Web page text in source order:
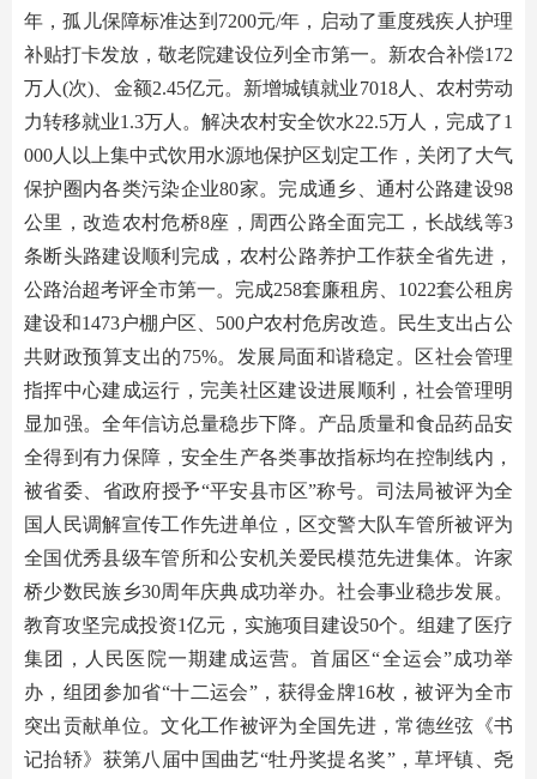
年，孤儿保障标准达到7200元/年，启动了重度残疾人护理
补贴打卡发放，敬老院建设位列全市第一。新农合补偿172
万人(次)、金额2.45亿元。新增城镇就业7018人、农村劳动
力转移就业1.3万人。解决农村安全饮水22.5万人，完成了1
000人以上集中式饮用水源地保护区划定工作，关闭了大气
保护圈内各类污染企业80家。完成通乡、通村公路建设98
公里，改造农村危桥8座，周西公路全面完工，长战线等3
条断头路建设顺利完成，农村公路养护工作获全省先进，
公路治超考评全市第一。完成258套廉租房、1022套公租房
建设和1473户棚户区、500户农村危房改造。民生支出占公
共财政预算支出的75%。发展局面和谐稳定。区社会管理
指挥中心建成运行，完美社区建设进展顺利，社会管理明
显加强。全年信访总量稳步下降。产品质量和食品药品安
全得到有力保障，安全生产各类事故指标均在控制线内，
被省委、省政府授予“平安县市区”称号。司法局被评为全
国人民调解宣传工作先进单位，区交警大队车管所被评为
全国优秀县级车管所和公安机关爱民模范先进集体。许家
桥少数民族乡30周年庆典成功举办。社会事业稳步发展。
教育攻坚完成投资1亿元，实施项目建设50个。组建了医疗
集团，人民医院一期建成运营。首届区“全运会”成功举
办，组团参加省“十二运会”，获得金牌16枚，被评为全市
突出贡献单位。文化工作被评为全国先进，常德丝弦《书
记抬轿》获第八届中国曲艺“牡丹奖提名奖”，草坪镇、尧